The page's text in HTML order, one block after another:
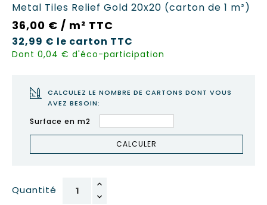
Metal Tiles Relief Gold 20x20 (carton de 1 m²)
36,00 € / m² TTC
32,99 € le carton TTC
Dont 0,04 € d'éco-participation
CALCULEZ LE NOMBRE DE CARTONS DONT VOUS
AVEZ BESOIN:
Surface en m2
CALCULER
Quantité